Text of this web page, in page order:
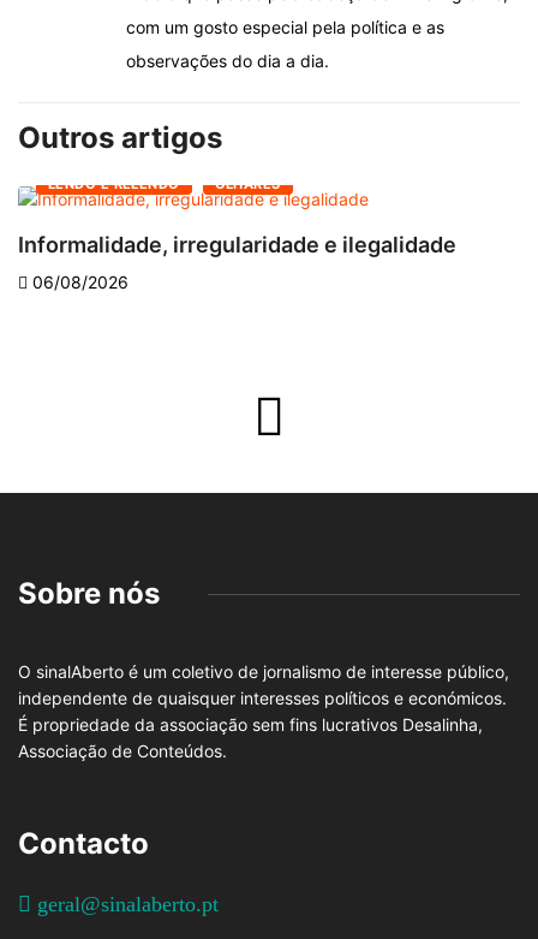
com um gosto especial pela política e as
observações do dia a dia.
Outros artigos
LENDO E RELENDO OLHARES
Informalidade, irregularidade e ilegalidade
06/08/2026
Sobre nós
O sinalAberto é um coletivo de jornalismo de interesse público,
independente de quaisquer interesses políticos e económicos.
É propriedade da associação sem fins lucrativos Desalinha,
Associação de Conteúdos.
Contacto
geral@sinalaberto.pt